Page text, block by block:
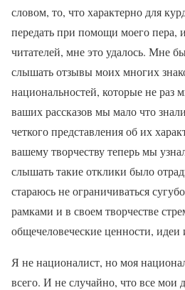
словом, то, что характерно для
передать при помощи моего пера,
читателей, мне это удалось. Мне
слышать отзывы моих многих
национальностей, которые не раз
ваших рассказов мы мало что
четкого представления об их
вашему творчеству теперь мы
слышать такие отклики было
стараюсь не ограничиваться
рамками и в своем творчестве
общечеловеческие ценности,
Я не националист, но моя
всего. И не случайно, что все мои